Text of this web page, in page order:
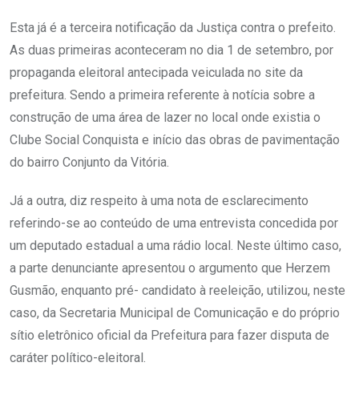
Esta já é a terceira notificação da Justiça contra o prefeito.
As duas primeiras aconteceram no dia 1 de setembro, por
propaganda eleitoral antecipada veiculada no site da
prefeitura. Sendo a primeira referente à notícia sobre a
construção de uma área de lazer no local onde existia o
Clube Social Conquista e início das obras de pavimentação
do bairro Conjunto da Vitória.
Já a outra, diz respeito à uma nota de esclarecimento
referindo-se ao conteúdo de uma entrevista concedida por
um deputado estadual a uma rádio local. Neste último caso,
a parte denunciante apresentou o argumento que Herzem
Gusmão, enquanto pré- candidato à reeleição, utilizou, neste
caso, da Secretaria Municipal de Comunicação e do próprio
sítio eletrônico oficial da Prefeitura para fazer disputa de
caráter político-eleitoral.